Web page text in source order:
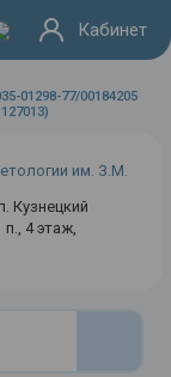
01298-77/00184205
им. З.М.
Кузнецкий
п., 4 этаж,
Кабинет